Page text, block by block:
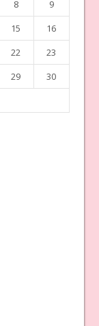
8
9
15
16
22
23
29
30